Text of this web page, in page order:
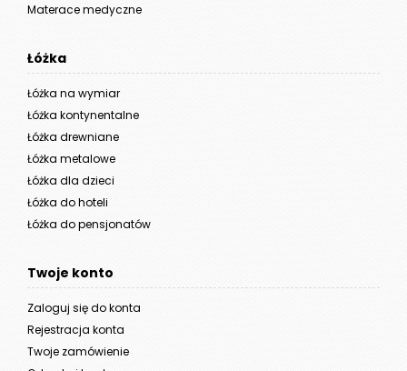
Materace medyczne
Łóżka
Łóżka na wymiar
Łóżka kontynentalne
Łóżka drewniane
Łóżka metalowe
Łóżka dla dzieci
Łóżka do hoteli
Łóżka do pensjonatów
Twoje konto
Zaloguj się do konta
Rejestracja konta
Twoje zamówienie